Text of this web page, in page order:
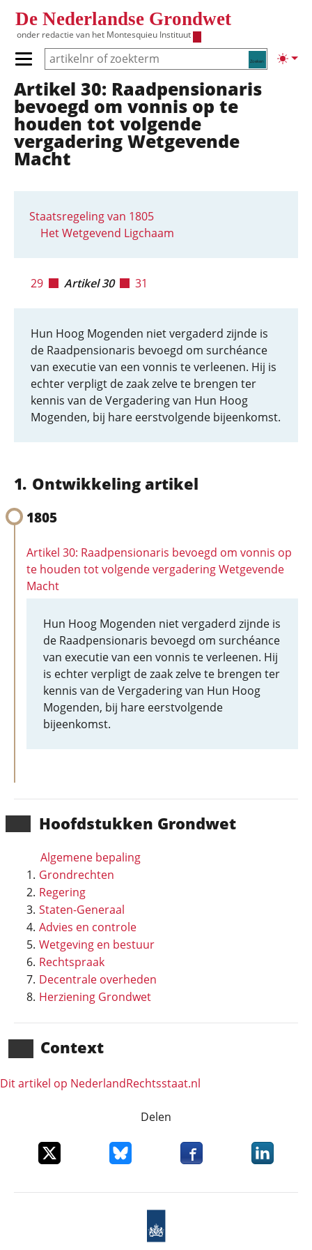
De Nederlandse Grondwet
onder redactie van het Montesquieu Instituut
Zoeken
Primair menu tonen/verbergen
Hoofdnavigatie
Hoofd­stukken Grondwet
Algemene bepaling
Grondrechten
Regering
Staten-Generaal
Advies en controle
Wetgeving en bestuur
Rechtspraak
Decentrale overheden
Herziening Grondwet
Context
Dit artikel op NederlandRechts­staat.nl
Artikel 30: Raadpensionaris
bevoegd om vonnis op te
houden tot volgende
vergadering Wetgevende
Macht
Staatsregeling van 1805
Het Wetgevend Ligchaam
29 Artikel 30 31
Hun Hoog Mogenden niet vergaderd zijnde is
de Raadpensionaris bevoegd om surchéance
van executie van een vonnis te verleenen. Hij is
echter verpligt de zaak zelve te brengen ter
kennis van de Vergadering van Hun Hoog
Mogenden, bij hare eerstvolgende bijeenkomst.
Ontwikkeling artikel
1805
Artikel 30: Raadpensionaris bevoegd om vonnis op
te houden tot volgende vergadering Wetgevende
Macht
Hun Hoog Mogenden niet vergaderd zijnde is
de Raadpensionaris bevoegd om surchéance
van executie van een vonnis te verleenen. Hij
is echter verpligt de zaak zelve te brengen ter
kennis van de Vergadering van Hun Hoog
Mogenden, bij hare eerstvolgende
bijeenkomst.
Delen
Deel dit item op XDeel dit item op Bluesky
Deel dit item opDeel dit